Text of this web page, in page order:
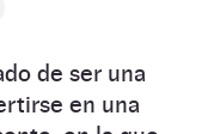
de ser una
en una